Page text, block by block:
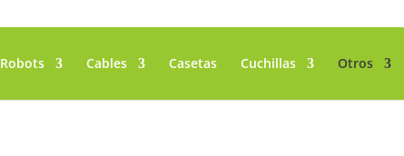
Robots Cables Casetas Cuchillas Otros